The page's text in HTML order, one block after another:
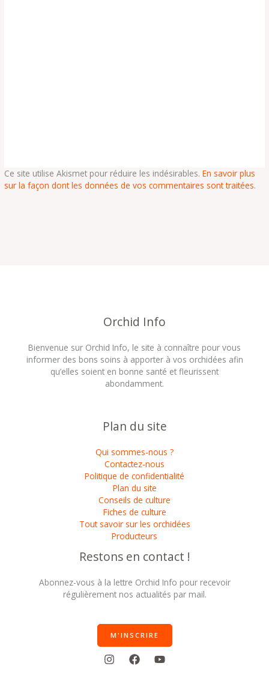
Ce site utilise Akismet pour réduire les indésirables.En savoir plus
sur la façon dont les données de vos commentaires sont traitées.
Orchid Info
Bienvenue sur Orchid Info, le site à connaître pour vous
informer des bons soins à apporter à vos orchidées afin
qu’elles soient en bonne santé et fleurissent
abondamment.
Plan du site
Qui sommes-nous ?
Contactez-nous
Politique de confidentialité
Plan du site
Conseils de culture
Fiches de culture
Tout savoir sur les orchidées
Producteurs
Restons en contact !
Abonnez-vous à la lettre Orchid Info pour recevoir
régulièrement nos actualités par mail.
M'INSCRIRE